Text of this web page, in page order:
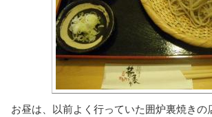
お昼は、以前よく行っていた囲炉裏焼きの